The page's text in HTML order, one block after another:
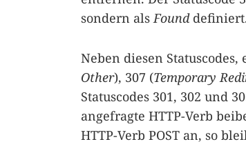
sondern alsFound
Neben diesen
Other), 307 (Temporary
Statuscodes 301, 302 und
angefragte HTTP-Verb
HTTP-Verb POST an, so